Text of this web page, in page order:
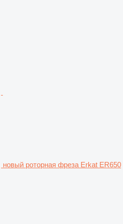
новый роторная фреза Erkat ER650